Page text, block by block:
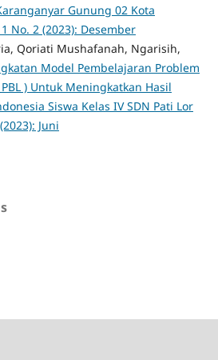
Gunung 02 Kota
1 No. 2 (2023): Desember
Qoriati Mushafanah, Ngarisih,
Model Pembelajaran Problem
) Untuk Meningkatkan Hasil
Siswa Kelas IV SDN Pati Lor
Juni